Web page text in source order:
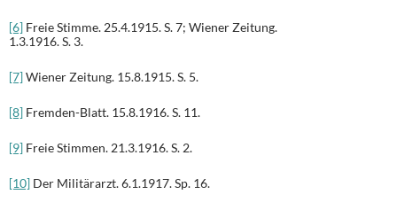
[6] Freie Stimme. 25.4.1915. S. 7; Wiener Zeitung.
1.3.1916. S. 3.
[7]Wiener Zeitung. 15.8.1915. S. 5.
[8] Fremden-Blatt. 15.8.1916. S. 11.
[9] Freie Stimmen. 21.3.1916. S. 2.
[10] Der Militärarzt. 6.1.1917. Sp. 16.